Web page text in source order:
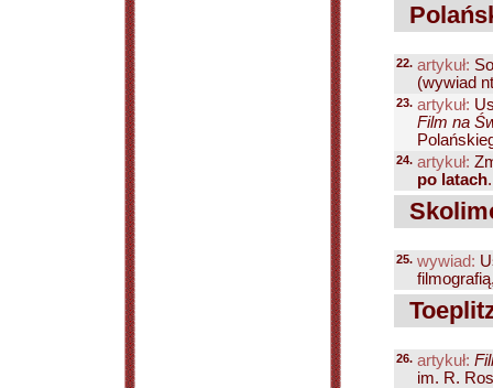
22. artykuł:
(wywiad
23. artykuł:
Film na
24. artykuł:
po latach
25. wywiad:
26. artykuł:
im. R.